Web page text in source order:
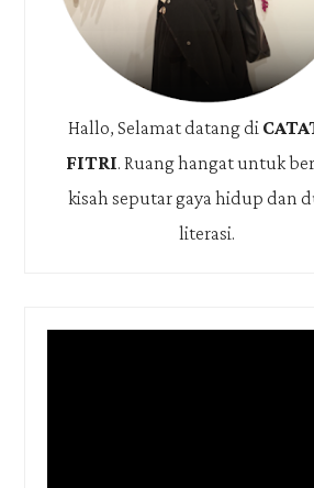
Hallo, Selamat datang di
FITRI. Ruang hangat untuk
kisah seputar gaya hidup dan
literasi.